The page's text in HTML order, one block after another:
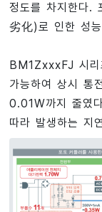
정도를 차지한다.
劣化)로 인한 성
BM1ZxxxFJ 시리
가능하여 상시 통
0.01W까지 줄였
따라 발생하는 지